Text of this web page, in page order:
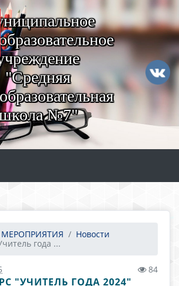
"Средняя
№7"
МЕРОПРИЯТИЯ
Новости
года ...
84
"УЧИТЕЛЬ ГОДА 2024"